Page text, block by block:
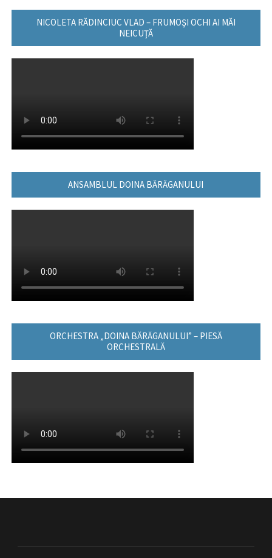
NICOLETA RĂDINCIUC VLAD – FRUMOŞI OCHI AI MĂI
NEICUŢĂ
ANSAMBLUL DOINA BĂRĂGANULUI
ORCHESTRA „DOINA BĂRĂGANULUI” – PIESĂ
ORCHESTRALĂ